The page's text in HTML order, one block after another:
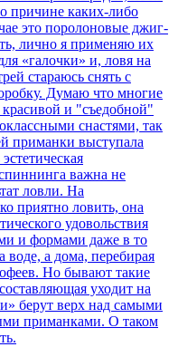
причине каких-либо
это поролоновые джиг-
лично я применяю их
«галочки» и, ловя на
стараюсь снять с
Думаю что многие
и "съедобной"
снастями, так
приманки выступала
важна не
ловли. На
приятно ловить, она
удовольствия
и формами даже в то
воде, а дома, перебирая
Но бывают такие
уходит на
берут верх над самыми
приманками. О таком